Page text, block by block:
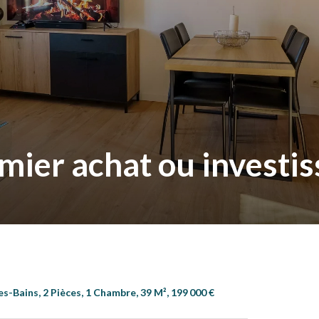
achat ou
2 Pièces, 1 Chambre, 39 M², 199 000 €